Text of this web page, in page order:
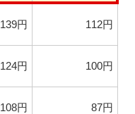
139円 112円
124円 100円
108円 87円